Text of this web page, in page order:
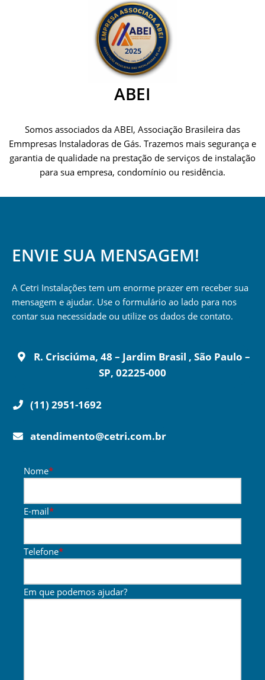
ABEI
Somos associados da ABEI, Associação Brasileira das
Emmpresas Instaladoras de Gás. Trazemos mais segurança e
garantia de qualidade na prestação de serviços de instalação
para sua empresa, condomínio ou residência.
ENVIE SUA MENSAGEM!
A Cetri Instalações tem um enorme prazer em receber sua
mensagem e ajudar. Use o formulário ao lado para nos
contar sua necessidade ou utilize os dados de contato.
R. Crisciúma, 48 – Jardim Brasil , São Paulo –
SP, 02225-000
(11) 2951-1692
atendimento@cetri.com.br
Nome*
E-mail*
Telefone*
Em que podemos ajudar?